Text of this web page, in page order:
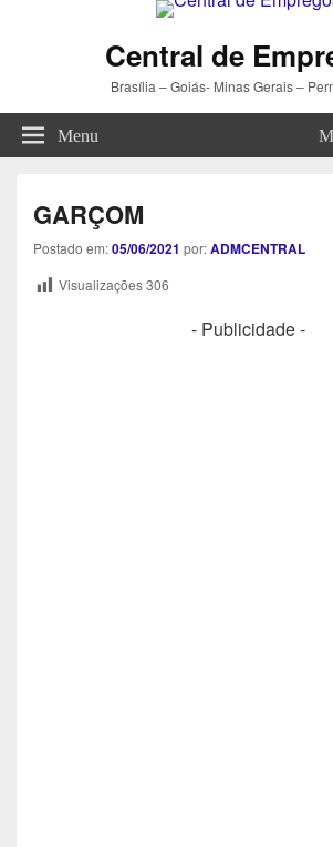
Central de
Brasília – Goiás- Minas Gerais –
Menu
GARÇOM
Postado em:05/06/2021 por:ADMCENTRAL
Visualizações306
- Publicidade -